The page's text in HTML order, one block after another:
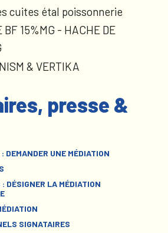
cuites étal poissonnerie
15%MG - HACHE DE
& VERTIKA
presse &
DEMANDER UNE MÉDIATION
DÉSIGNER LA MÉDIATION
SIGNATAIRES